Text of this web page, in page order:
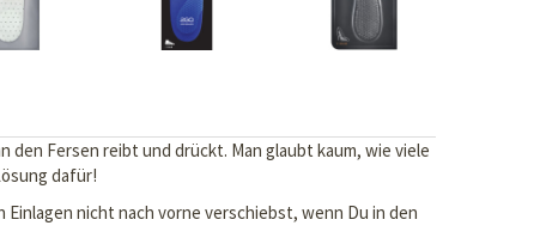
den Fersen reibt und drückt. Man glaubt kaum, wie viele
dafür!
nicht nach vorne verschiebst, wenn Du in den